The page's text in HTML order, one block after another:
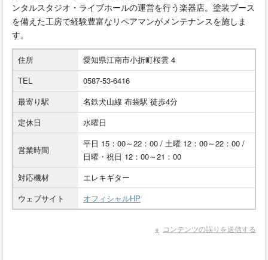
ンタルスタジオ・ライブホールの運営を行う楽器店。塗装ブース
を備えた工房で経験豊富なリペアマンがメンテナンスを施しま
す。
住所
愛知県江南市小折町桜雲 4
TEL
0587-53-6416
最寄り駅
名鉄犬山線 布袋駅 徒歩4分
定休日
水曜日
営業時間
平日 15：00～22：00 / 土曜 12：00～22：00 /
日曜・祝日 12：00～21：00
対応機材
エレキギター
ウェブサイト
オフィシャルHP
コンテンツの誤りを送信する